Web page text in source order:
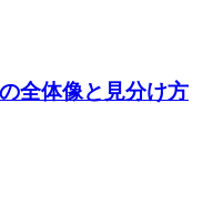
全体像と見分け方